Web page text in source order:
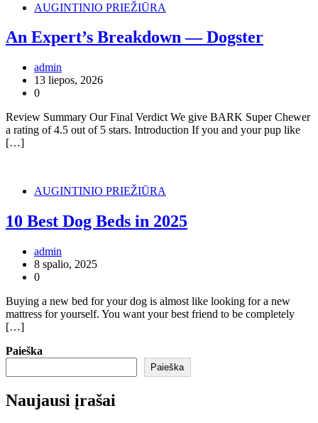
AUGINTINIO PRIEŽIŪRA
An Expert’s Breakdown — Dogster
admin
13 liepos, 2026
0
Review Summary Our Final Verdict We give BARK Super Chewer
a rating of 4.5 out of 5 stars. Introduction If you and your pup like
[…]
AUGINTINIO PRIEŽIŪRA
10 Best Dog Beds in 2025
admin
8 spalio, 2025
0
Buying a new bed for your dog is almost like looking for a new
mattress for yourself. You want your best friend to be completely
[…]
Paieška
Paieška
Naujausi įrašai